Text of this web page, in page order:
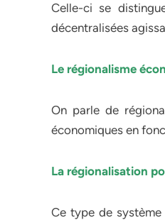
Celle-ci se
décentralisées
Le régionalisme
On parle de
économiques en
La régionalisation
Ce type de système